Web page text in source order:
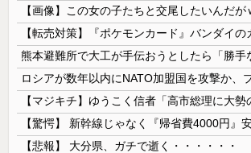
【画像】この女の子たちと交尾したいんだが
【悲報】 大分県、ガチで逝く・・・・・・